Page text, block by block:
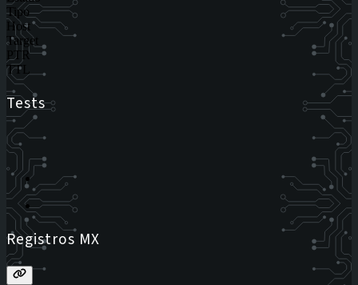
Tipo
Host
Target
PTR
TTL
Tests
Registros MX